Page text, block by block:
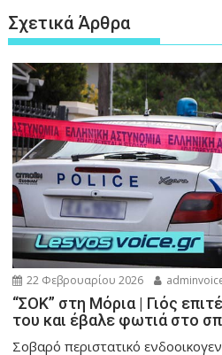
Σχετικά Άρθρα
22 Φεβρουαρίου 2026
“ΣΟΚ” στη Μόρια | Γιός
του και έβαλε φωτιά στο
Σοβαρό περιστατικό